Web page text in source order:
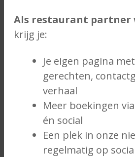
Als restaurant partner
krijg je:
Je eigen pagina
gerechten,
verhaal
Meer boekingen
én social
Een plek in onze
regelmatig op